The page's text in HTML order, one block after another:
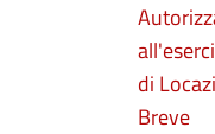
di
Breve